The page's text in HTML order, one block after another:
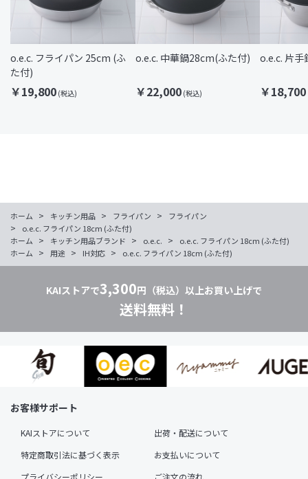
o.e.c. フライパン 25cm (ふ
た付)
￥19,800
o.e.c. 中華鍋28cm(ふた付)
￥22,000
o.e.c. 片
￥18,700
ホーム > キッチン用品 > フライパン > フライパン
>
o.e.c. フライパン 18cm (ふた付)
ホーム
> キッチン用品ブランド > o.e.c. >
o.e.c. フライパン 18cm (ふた付)
ホーム
> 用途 > IH対応 > o.e.c. フライパン 18cm (ふた付)
KAIストアで3,300円（税込）以上お買い上げで
送料無料！
お客様サポート
KAIストアについて
出荷・配送について
特定商取引法に基づく表示
お支払いについて